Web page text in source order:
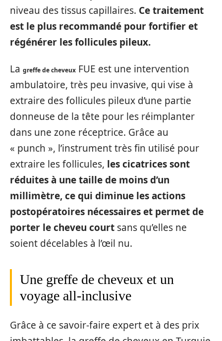
niveau des tissus capillaires. Ce traitement
est le plus recommandé pour fortifier et
régénérer les follicules pileux.
La greffe de cheveux FUE est une intervention
ambulatoire, très peu invasive, qui vise à
extraire des follicules pileux d’une partie
donneuse de la tête pour les réimplanter
dans une zone réceptrice. Grâce au
« punch », l’instrument très fin utilisé pour
extraire les follicules, les cicatrices sont
réduites à une taille de moins d’un
millimètre, ce qui diminue les actions
postopératoires nécessaires et permet de
porter le cheveu court sans qu’elles ne
soient décelables à l’œil nu.
Une greffe de cheveux et un
voyage all-inclusive
Grâce à ce savoir-faire expert et à des prix